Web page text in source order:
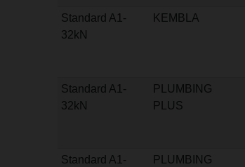
Standard A1-
32kN
KEMBLA
Standard A1-
32kN
PLUMBING
PLUS
Standard A1-
PLUMBING